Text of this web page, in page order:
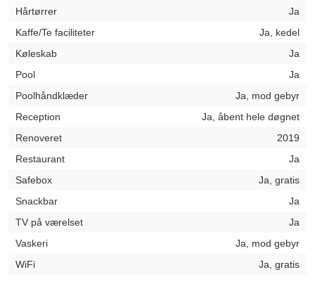
Hårtørrer
Ja
Kaffe/Te faciliteter
Ja, kedel
Køleskab
Ja
Pool
Ja
Poolhåndklæder
Ja, mod gebyr
Reception
Ja, åbent hele døgnet
Renoveret
2019
Restaurant
Ja
Safebox
Ja, gratis
Snackbar
Ja
TV på værelset
Ja
Vaskeri
Ja, mod gebyr
WiFi
Ja, gratis